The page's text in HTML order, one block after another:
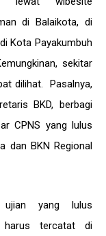
di Balaikota, di
Kota Payakumbuh
sekitar
dilihat. Pasalnya,
BKD, berbagi
CPNS yang lulus
dan BKN Regional
ujian yang lulus
harus tercatat di